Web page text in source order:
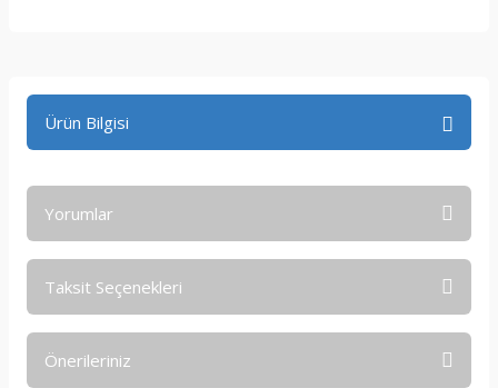
Ürün Bilgisi
Yorumlar
Taksit Seçenekleri
Önerileriniz